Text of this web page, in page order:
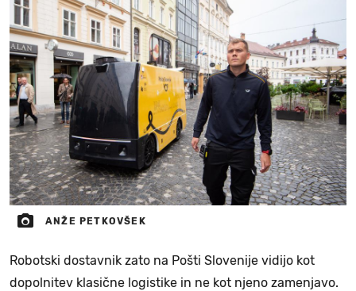
ANŽE PETKOVŠEK
Robotski dostavnik zato na Pošti Slovenije vidijo kot
dopolnitev klasične logistike in ne kot njeno zamenjavo.